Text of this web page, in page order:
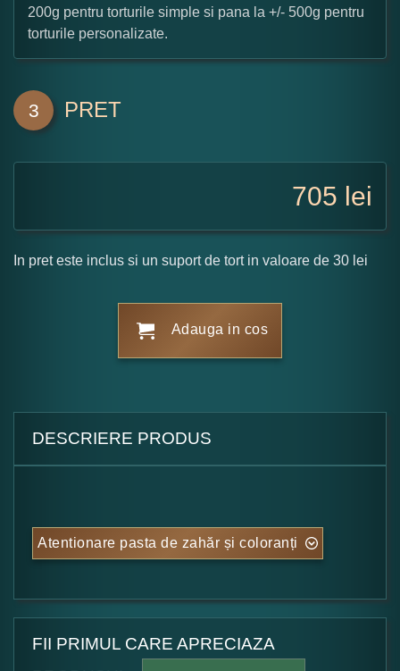
200g pentru torturile simple si pana la +/- 500g pentru
torturile personalizate.
3 PRET
705 lei
In pret este inclus si un suport de tort in valoare de 30 lei
Adauga in cos
DESCRIERE PRODUS
Atentionare pasta de zahăr și coloranți
FII PRIMUL CARE APRECIAZA